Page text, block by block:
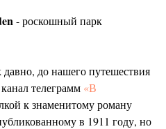
- роскошный парк
давно, до нашего путешествия
телеграмм «В
к знаменитому роману
в 1911 году, но